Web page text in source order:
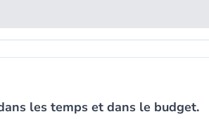
les temps et dans le budget.